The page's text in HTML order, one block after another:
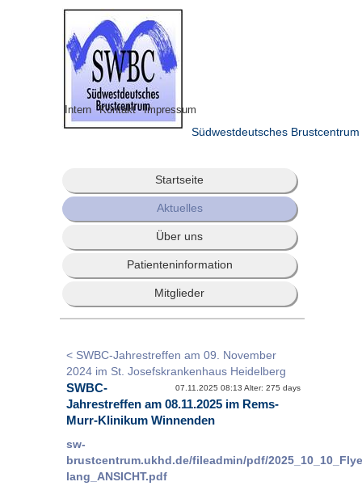
Intern Kontakt Impressum
Südwestdeutsches Brustcentrum
Startseite
Aktuelles
Über uns
Patienteninformation
Mitglieder
< SWBC-Jahrestreffen am 09. November
2024 im St. Josefskrankenhaus Heidelberg
07.11.2025 08:13 Alter: 275 days
SWBC-
Jahrestreffen am 08.11.2025 im Rems-
Murr-Klinikum Winnenden
sw-
brustcentrum.ukhd.de/fileadmin/pdf/
lang_ANSICHT.pdf